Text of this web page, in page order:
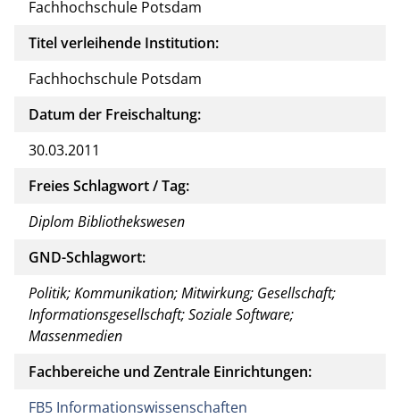
Fachhochschule Potsdam
Titel verleihende Institution:
Fachhochschule Potsdam
Datum der Freischaltung:
30.03.2011
Freies Schlagwort / Tag:
Diplom Bibliothekswesen
GND-Schlagwort:
Politik; Kommunikation; Mitwirkung; Gesellschaft;
Informationsgesellschaft; Soziale Software;
Massenmedien
Fachbereiche und Zentrale Einrichtungen:
FB5 Informationswissenschaften